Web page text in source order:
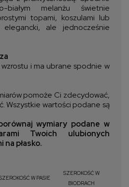
melanżu świetnie
topami, koszulami lub
elegancki, ale jednocześnie
i ma ubrane spodnie w
pomoże Ci zdecydować,
Wszystkie wartości podane są
wymiary podane w
Twoich ulubionych
płasko.
W PASIE
SZEROKOŚĆ W
BIODRACH